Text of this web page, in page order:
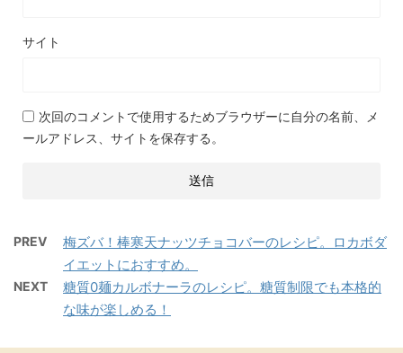
サイト
次回のコメントで使用するためブラウザーに自分の名前、メ
ールアドレス、サイトを保存する。
PREV
梅ズバ！棒寒天ナッツチョコバーのレシピ。ロカボダ
イエットにおすすめ。
NEXT
糖質0麺カルボナーラのレシピ。糖質制限でも本格的
な味が楽しめる！